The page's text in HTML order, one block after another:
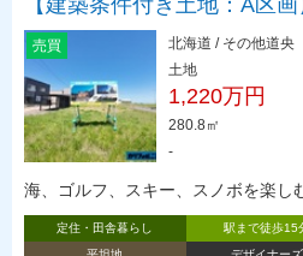
【建築条件付き土地：A区
売買
北海道 / その他道央
土地
1,220万円
280.8㎡
-
海、ゴルフ、スキー、スノボを楽し
定住・田舎暮らし 駅まで徒歩15